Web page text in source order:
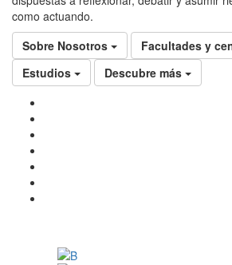
como actuando.
Sobre Nosotros
Facultades y
Estudios
Descubre más